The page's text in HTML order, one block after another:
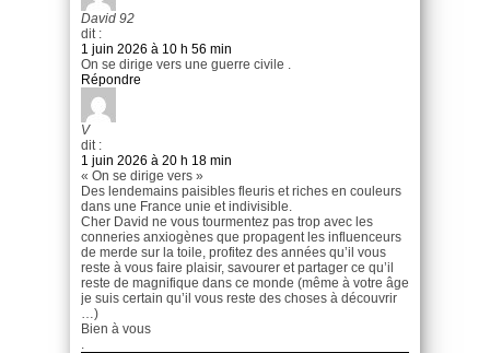
David 92
dit :
1 juin 2026 à 10 h 56 min
On se dirige vers une guerre civile .
Répondre
V
dit :
1 juin 2026 à 20 h 18 min
« On se dirige vers »
Des lendemains paisibles fleuris et riches en couleurs
dans une France unie et indivisible.
Cher David ne vous tourmentez pas trop avec les
conneries anxiogènes que propagent les influenceurs
de merde sur la toile, profitez des années qu’il vous
reste à vous faire plaisir, savourer et partager ce qu’il
reste de magnifique dans ce monde (même à votre âge
je suis certain qu’il vous reste des choses à découvrir
…)
Bien à vous
.